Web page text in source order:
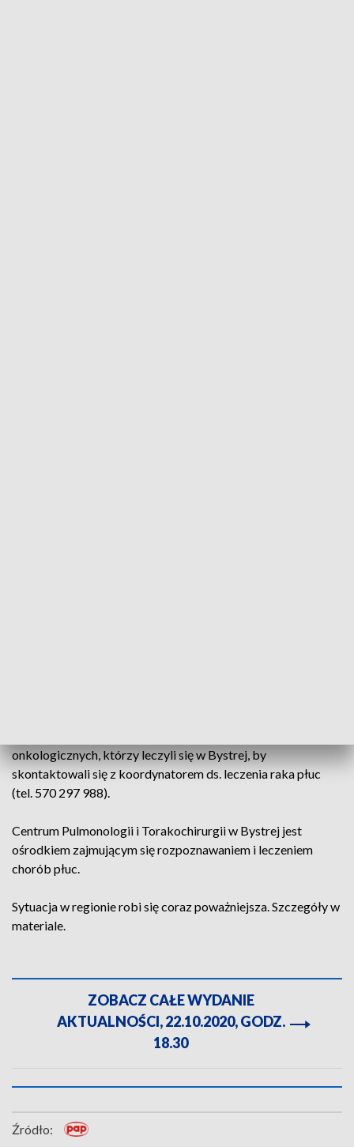
onkologicznych, którzy leczyli się w Bystrej, by
skontaktowali się z koordynatorem ds. leczenia raka płuc
(tel. 570 297 988).
Centrum Pulmonologii i Torakochirurgii w Bystrej jest
ośrodkiem zajmującym się rozpoznawaniem i leczeniem
chorób płuc.
Sytuacja w regionie robi się coraz poważniejsza. Szczegóły w
materiale.
ZOBACZ CAŁE WYDANIE
AKTUALNOŚCI, 22.10.2020, GODZ.
18.30
Źródło: